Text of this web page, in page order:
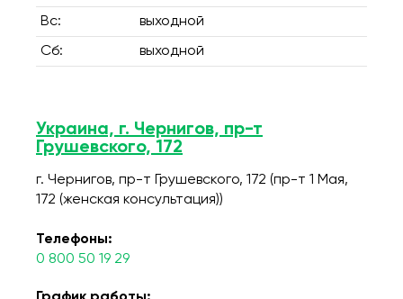
Вс: выходной
Сб: выходной
Украина, г. Чернигов, пр-т
Грушевского, 172
г. Чернигов, пр-т Грушевского, 172 (пр-т 1 Мая,
172 (женская консультация))
Телефоны:
0 800 50 19 29